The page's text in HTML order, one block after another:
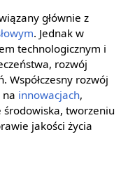
głównie z
. Jednak w
technologicznym i
rozwój
Współczesny rozwój
innowacjach,
tworzeniu
jakości życia